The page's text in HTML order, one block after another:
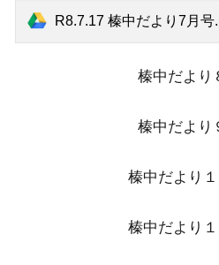
R8.7.17 榛中だより7月号
榛中だより
榛中だより
榛中だより
榛中だより